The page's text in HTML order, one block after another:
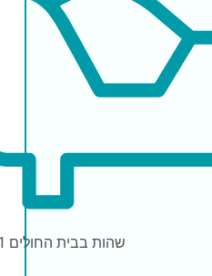
שהות בבית החולים 1